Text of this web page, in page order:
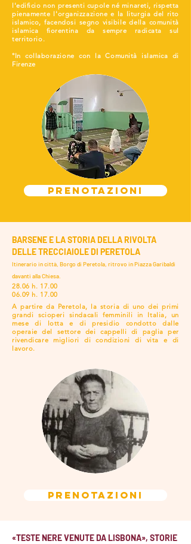
l'edificio non presenti cupole né minareti, rispetta
pienamente l'organizzazione e la liturgia del rito
islamico, facendosi segno visibile della comunità
islamica fiorentina da sempre radicata sul
territorio.
°In collaborazione con la Comunità islamica di
Firenze
PRENOTAZIONI
BARSENE E LA STORIA DELLA RIVOLTA
DELLE TRECCIAIOLE DI PERETOLA
Itinerario in città, Borgo di Peretola, ritrovo in Piazza Garibaldi
davanti alla Chiesa.
28.06 h. 17.00
06.09 h. 17.00
A partire da Peretola, la storia di uno dei primi
grandi scioperi sindacali femminili in Italia, un
mese di lotta e di presidio condotto dalle
operaie del settore dei cappelli di paglia per
rivendicare migliori di condizioni di vita e di
lavoro.
PRENOTAZIONI
«TESTE NERE VENUTE DA LISBONA», STORIE